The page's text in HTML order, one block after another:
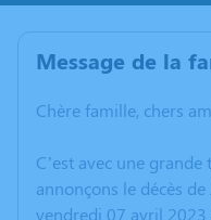
Message de la
Chère famille, chers
C’est avec une
annonçons le décès
vendredi 07 avril 2023